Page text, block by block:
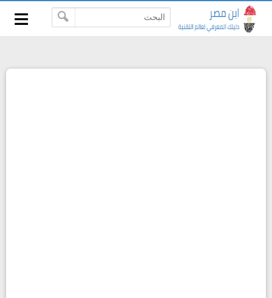
-->
≡